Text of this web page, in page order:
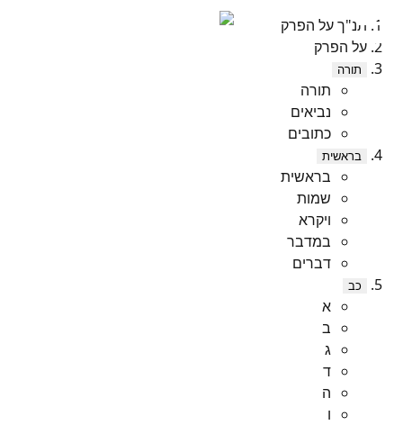
תנ"ך על הפרק
על הפרק
תורה
תורה
נביאים
כתובים
בראשית
בראשית
שמות
ויקרא
במדבר
דברים
כב
א
ב
ג
ד
ה
ו